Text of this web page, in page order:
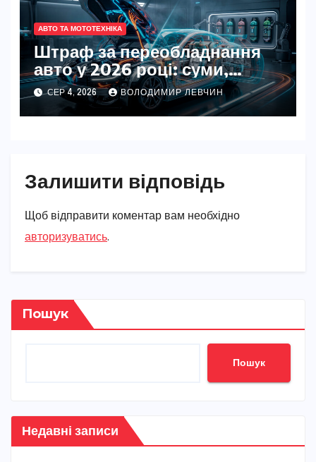
АВТО ТА МОТОТЕХНІКА
Штраф за переобладнання
авто у 2026 році: суми,
правила та як уникнути
СЕР 4, 2026 ВОЛОДИМИР ЛЕВЧИН
Залишити відповідь
Щоб відправити коментар вам необхідно
авторизуватись.
Пошук
Пошук
Недавні записи